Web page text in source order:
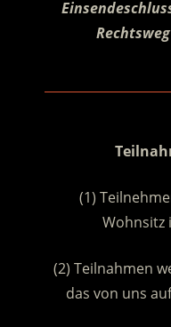
(1)
Wohnsitz
(2) Teilnahmen
das von uns